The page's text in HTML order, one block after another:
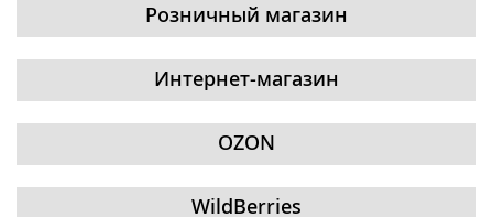
Розничный магазин
Интернет-магазин
OZON
WildBerries